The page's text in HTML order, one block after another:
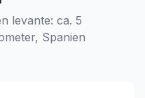
levante: ca. 5
Spanien